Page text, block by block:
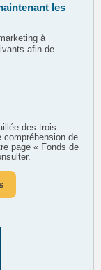
les
à
afin de
des trois
compréhension de
page « Fonds de